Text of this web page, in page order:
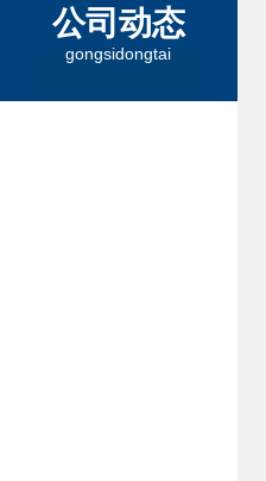
公司动态
gongsidongtai